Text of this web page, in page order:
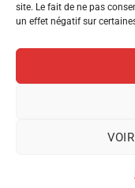
site. Le fait de ne pas
un effet négatif sur